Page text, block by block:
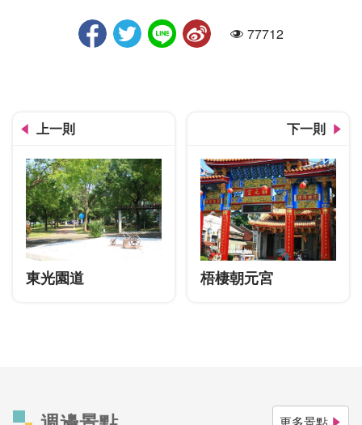
人氣77712
上一則
東光園道
下一則
梧棲朝元宮
更多景點